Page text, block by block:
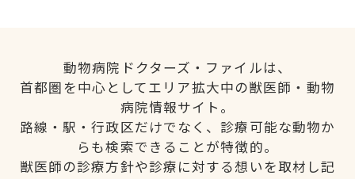
動物病院ドクターズ・ファイルは、
首都圏を中心としてエリア拡大中の獣医師・動物
病院情報サイト。
路線・駅・行政区だけでなく、診療可能な動物か
らも検索できることが特徴的。
獣医師の診療方針や診療に対する想いを取材し記